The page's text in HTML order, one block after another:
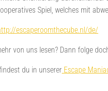
Spiel, welches mit
escaperoomthecube.nl/de/
von uns lesen? Dann folge
du in unserer Escape